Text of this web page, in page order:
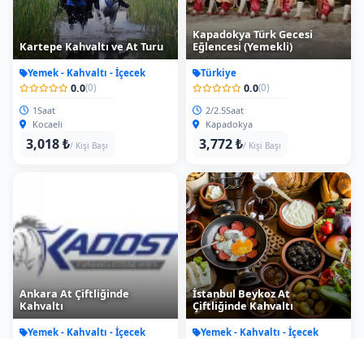
Kartepe Kahvaltı ve At Turu
Yemek - Kahvaltı - İçecek
0.0(0)
1Saat
Kocaeli
3,018 ₺/ Kişi Başı
Kapadokya Türk Gecesi
Eğlencesi (Yemekli)
Türkiye
0.0(0)
2/2.5Saat
Kapadokya
3,772 ₺/ Kişi Başı
Ankara At Çiftliğinde
Kahvaltı
Yemek - Kahvaltı - İçecek
İstanbul Beykoz At
Çiftliğinde Kahvaltı
Yemek - Kahvaltı - İçecek